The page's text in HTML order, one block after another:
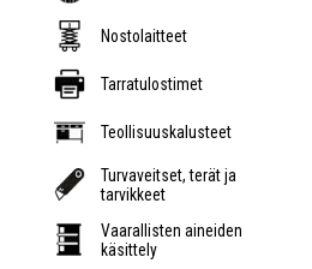
Nostolaitteet
Tarratulostimet
Teollisuuskalusteet
Turvaveitset, terät ja
tarvikkeet
Vaarallisten aineiden
käsittely